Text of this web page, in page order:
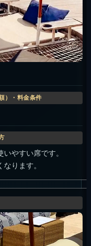
やすい席です。
ります。